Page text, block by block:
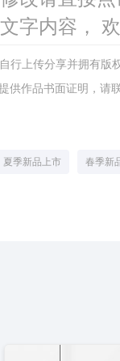
字内容，
行上传分享并拥有版
供作品书面证明，请
夏季新品上市 春季新